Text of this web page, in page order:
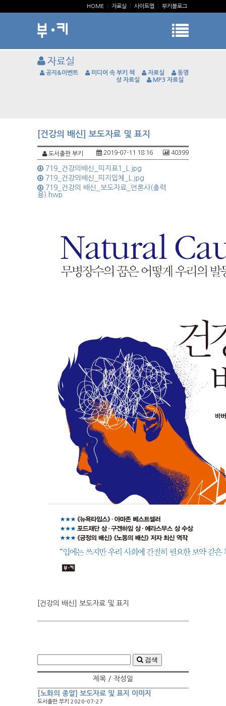
HOME 자료실 사이트맵 부키블로그
자료실
공지&이벤트 미디어 속 부키 책 자료실
동영
상 자료실
MP3 자료실
[건강의 배신] 보도자료 및 표지
도서출판 부키 40399
2019-07-11 18:16
719_건강의배신_띠지표1_L.jpg
719_건강의배신_띠지입체_L.jpg
719_건강의 배신_보도자료_언론사(출력
용).hwp
[건강의 배신] 보도자료 및 표지
검색
제목 / 작성일
[노화의 종말] 보도자료 및 표지 이미지
도서출판 부키 2020-07-27